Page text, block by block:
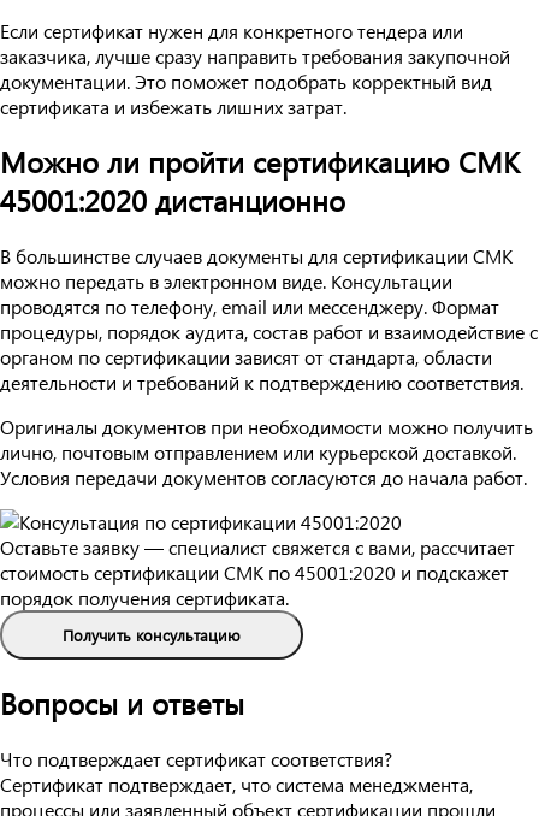
Если сертификат нужен для конкретного тендера или
заказчика, лучше сразу направить требования закупочной
документации. Это поможет подобрать корректный вид
сертификата и избежать лишних затрат.
Можно ли пройти сертификацию СМК
45001:2020 дистанционно
В большинстве случаев документы для сертификации СМК
можно передать в электронном виде. Консультации
проводятся по телефону, email или мессенджеру. Формат
процедуры, порядок аудита, состав работ и взаимодействие с
органом по сертификации зависят от стандарта, области
деятельности и требований к подтверждению соответствия.
Оригиналы документов при необходимости можно получить
лично, почтовым отправлением или курьерской доставкой.
Условия передачи документов согласуются до начала работ.
Оставьте заявку — специалист свяжется с вами, рассчитает
стоимость сертификации СМК по 45001:2020 и подскажет
порядок получения сертификата.
Получить консультацию
Вопросы и ответы
Что подтверждает сертификат соответствия?
Сертификат подтверждает, что система менеджмента,
процессы или заявленный объект сертификации прошли